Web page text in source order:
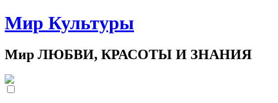
Мир Культуры
Мир ЛЮБВИ, КРАСОТЫ И ЗНАНИЯ